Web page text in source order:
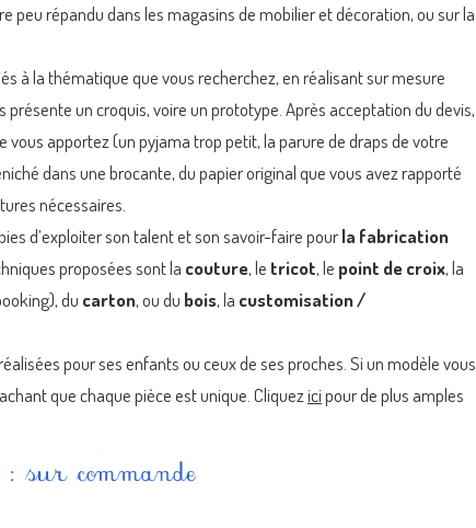
peu répandu dans les magasins de mobilier et décoration, ou sur la
à la thématique que vous recherchez, en réalisant sur mesure
présente un croquis, voire un prototype. Après acceptation du devis,
apportez (un pyjama trop petit, la parure de draps de votre
dans une brocante, du papier original que vous avez rapporté
nécessaires.
d’exploiter son talent et son savoir-faire pourla fabrication
proposées sont la couture, le tricot, le point de croix, la
du carton, ou du bois, la customisation /
pour ses enfants ou ceux de ses proches. Si un modèle vous
que chaque pièce est unique. Cliquezicipour de plus amples